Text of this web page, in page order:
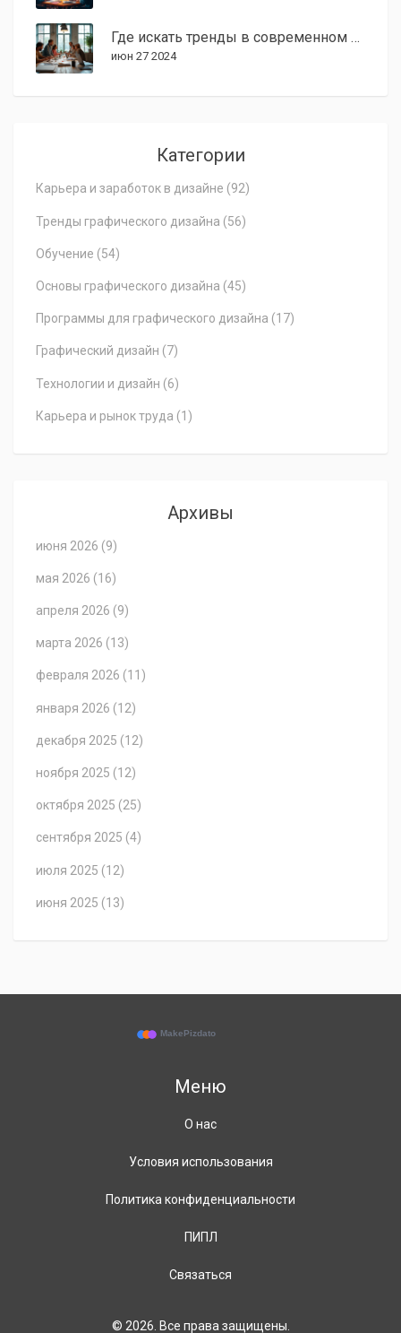
Где искать тренды в современном дизайне?
июн 27 2024
Категории
Карьера и заработок в дизайне (92)
Тренды графического дизайна (56)
Обучение (54)
Основы графического дизайна (45)
Программы для графического дизайна (17)
Графический дизайн (7)
Технологии и дизайн (6)
Карьера и рынок труда (1)
Архивы
июня 2026 (9)
мая 2026 (16)
апреля 2026 (9)
марта 2026 (13)
февраля 2026 (11)
января 2026 (12)
декабря 2025 (12)
ноября 2025 (12)
октября 2025 (25)
сентября 2025 (4)
июля 2025 (12)
июня 2025 (13)
Меню
О нас
Условия использования
Политика конфиденциальности
ПИПЛ
Связаться
© 2026. Все права защищены.